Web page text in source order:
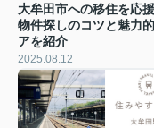
大牟田市への移住を応
物件探しのコツと魅力
アを紹介
2025.08.12